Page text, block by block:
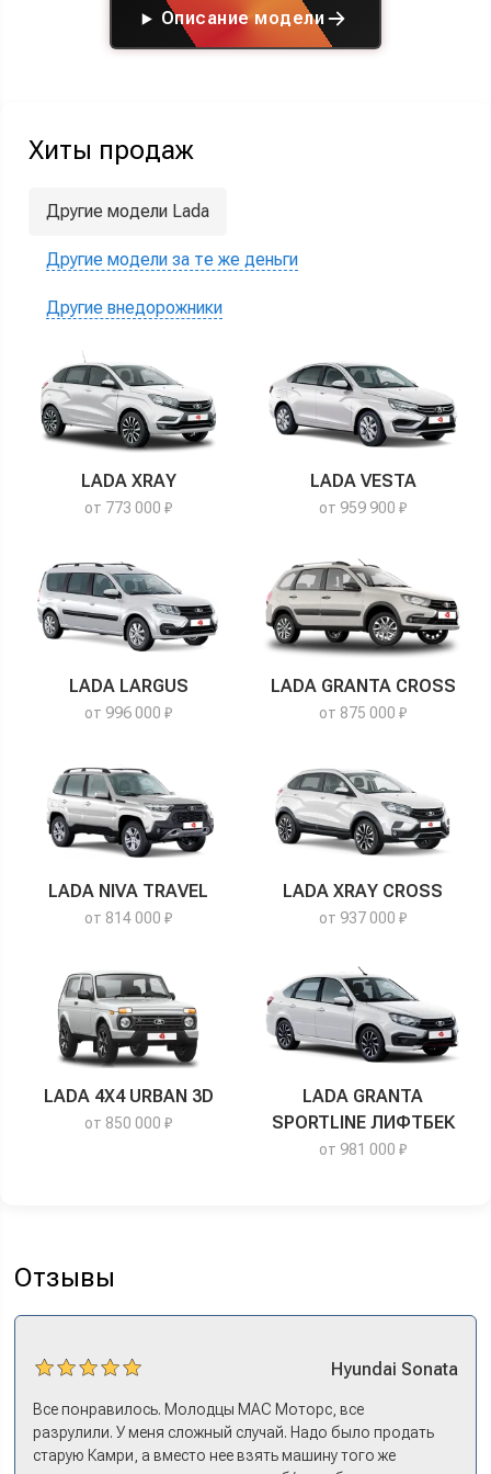
Описание модели
Хиты продаж
Другие модели Lada
Другие модели за те же деньги
Другие внедорожники
LADA XRAY
от 773 000 ₽
LADA VESTA
от 959 900 ₽
LADA LARGUS
от 996 000 ₽
LADA GRANTA CROSS
от 875 000 ₽
LADA NIVA TRAVEL
от 814 000 ₽
LADA XRAY CROSS
от 937 000 ₽
LADA 4X4 URBAN 3D
от 850 000 ₽
LADA GRANTA
SPORTLINE ЛИФТБЕК
от 981 000 ₽
Отзывы
Hyundai Sonata
Все понравилось. Молодцы МАС Моторс, все
разрулили. У меня сложный случай. Надо было продать
старую Камри, а вместо нее взять машину того же